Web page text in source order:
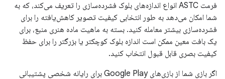
فرمت ASTC انواع اندازه‌های بلوک فشرده‌سازی را تعریف می‌کند، که به
شما امکان می‌دهد به طور انتخابی کیفیت تصویر کاهش‌یافته را برای
فشرده‌سازی بیشتر معامله کنید. بسته به ماهیت ماده هنری منبع، برای
یک بافت معین ممکن است اندازه بلوک کوچکتر یا بزرگتر را برای حفظ
کیفیت بصری قابل قبول انتخاب کنید.
اگر بازی شما از بازی‌های Google Play برای رایانه شخصی پشتیبانی